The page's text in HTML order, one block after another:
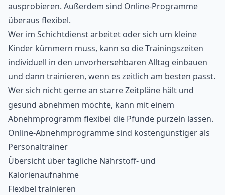
ausprobieren. Außerdem sind Online-Programme
überaus flexibel.
Wer im Schichtdienst arbeitet oder sich um kleine
Kinder kümmern muss, kann so die Trainingszeiten
individuell in den unvorhersehbaren Alltag einbauen
und dann trainieren, wenn es zeitlich am besten passt.
Wer sich nicht gerne an starre Zeitpläne hält und
gesund abnehmen möchte, kann mit einem
Abnehmprogramm flexibel die Pfunde purzeln lassen.
Online-Abnehmprogramme sind kostengünstiger als
Personaltrainer
Übersicht über tägliche Nährstoff- und
Kalorienaufnahme
Flexibel trainieren